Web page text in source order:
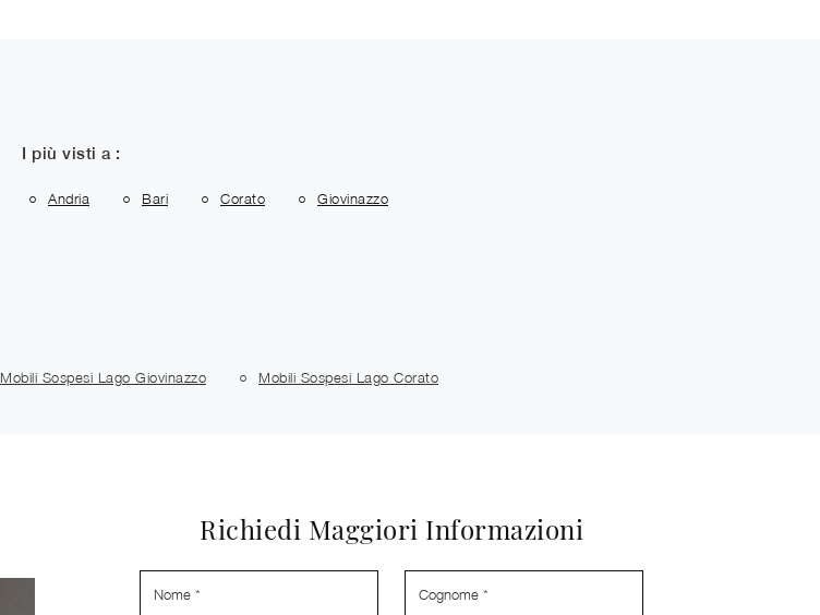
I più visti a :
Andria Bari Corato Giovinazzo
Mobili Sospesi Lago Giovinazzo Mobili Sospesi Lago Corato
Richiedi Maggiori Informazioni